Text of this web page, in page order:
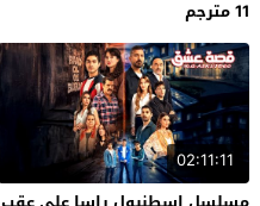
11 مترجم
02:11:11